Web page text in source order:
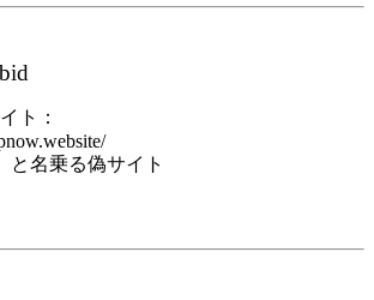
ト：
名乗る偽サイト